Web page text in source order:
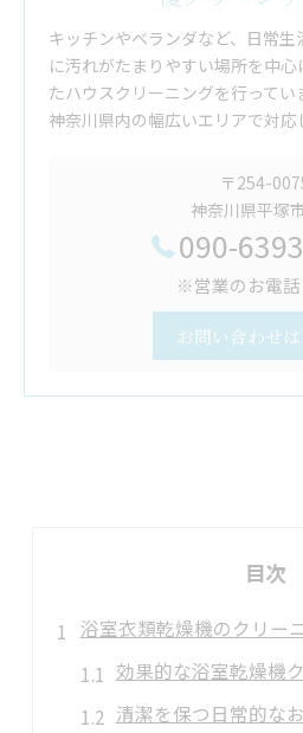
キッチンやベランダなど、日常
に汚れがたまりやすい場所を中
たハウスクリーニングを行ってい
神奈川県内の幅広いエリアで対応
〒254-
神奈川県平塚
090-
※営業のお電話
お問い合わせ
目次
浴室衣類乾燥機のクリー
効果的な浴室乾燥機
清潔を保つ日常的な